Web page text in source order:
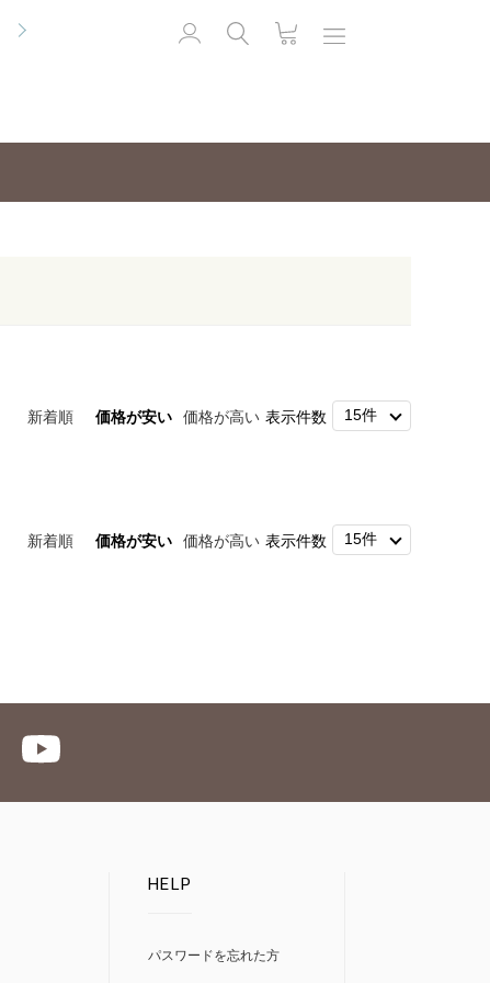
新着順 価格が安い 価格が高い 表示件数
新着順 価格が安い 価格が高い 表示件数
HELP
パスワードを忘れた方